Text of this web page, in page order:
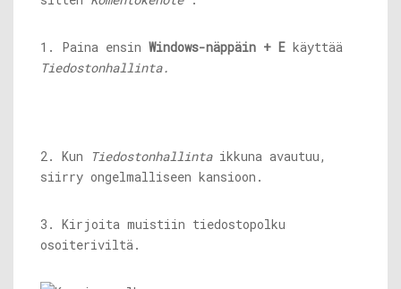
1. Paina ensin Windows-näppäin + E käyttää
Tiedostonhallinta.
2. Kun Tiedostonhallintaikkuna avautuu,
siirry ongelmalliseen kansioon.
3. Kirjoita muistiin tiedostopolku
osoiteriviltä.